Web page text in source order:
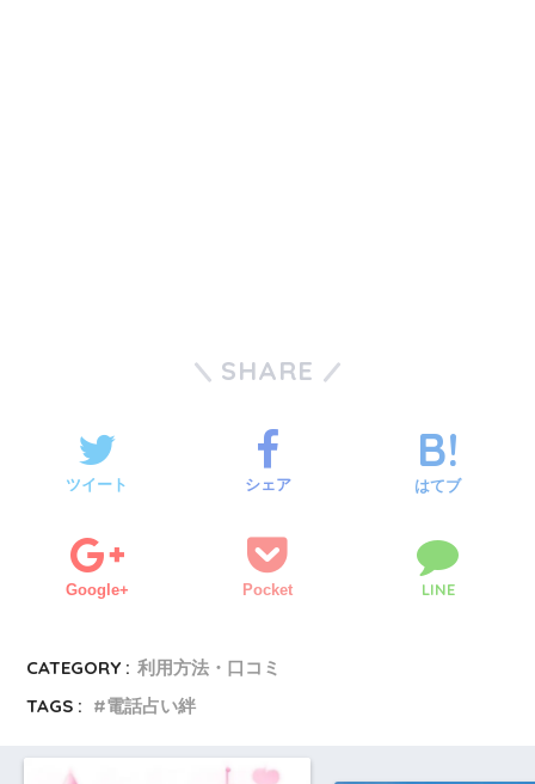
SHARE
ツイート シェア はてブ
Google+ Pocket LINE
CATEGORY : 利用方法・口コミ
TAGS :
電話占い絆